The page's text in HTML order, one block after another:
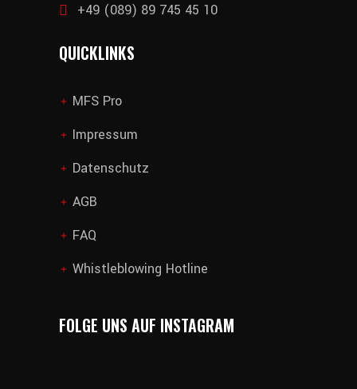
+49 (089) 89 745 45 10
QUICKLINKS
add MFS Pro
add Impressum
add Datenschutz
add AGB
add FAQ
add Whistleblowing Hotline
FOLGE UNS AUF INSTAGRAM